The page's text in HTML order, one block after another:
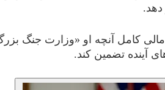
دهد.
کامل آنچه او «وزارت جنگ
آینده تضمین کند.